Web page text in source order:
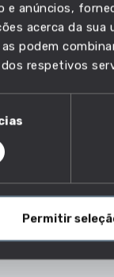
anúncios,
acerca da
podem
respetivos
Permitir
funcionamento
para
pequenas